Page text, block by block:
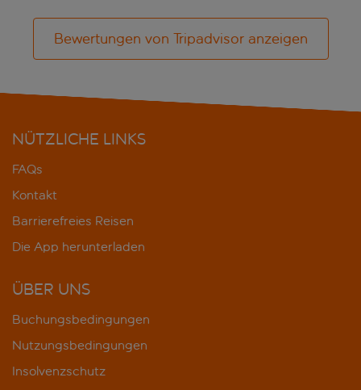
Bewertungen von Tripadvisor anzeigen
NÜTZLICHE LINKS
FAQs
Kontakt
Barrierefreies Reisen
Die App herunterladen
ÜBER UNS
Buchungsbedingungen
Nutzungsbedingungen
Insolvenzschutz